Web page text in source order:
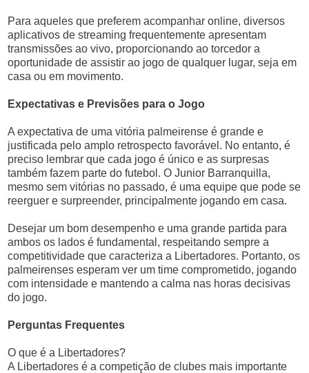
Para aqueles que preferem acompanhar online, diversos
aplicativos de streaming frequentemente apresentam
transmissões ao vivo, proporcionando ao torcedor a
oportunidade de assistir ao jogo de qualquer lugar, seja em
casa ou em movimento.
Expectativas e Previsões para o Jogo
A expectativa de uma vitória palmeirense é grande e
justificada pelo amplo retrospecto favorável. No entanto, é
preciso lembrar que cada jogo é único e as surpresas
também fazem parte do futebol. O Junior Barranquilla,
mesmo sem vitórias no passado, é uma equipe que pode se
reerguer e surpreender, principalmente jogando em casa.
Desejar um bom desempenho e uma grande partida para
ambos os lados é fundamental, respeitando sempre a
competitividade que caracteriza a Libertadores. Portanto, os
palmeirenses esperam ver um time comprometido, jogando
com intensidade e mantendo a calma nas horas decisivas
do jogo.
Perguntas Frequentes
O que é a Libertadores?
A Libertadores é a competição de clubes mais importante